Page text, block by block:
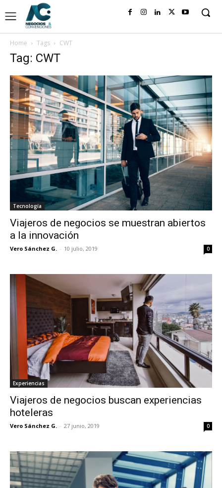
Home Tags CWT
Tag: CWT
Tecnología
Viajeros de negocios se muestran abiertos
a la innovación
Vero Sánchez G. - 10 julio, 2019 0
Experiencias
Viajeros de negocios buscan experiencias
hoteleras
Vero Sánchez G. - 27 junio, 2019 0